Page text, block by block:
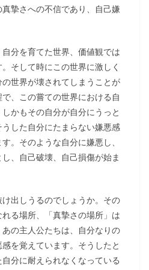
摯さへの不信であり、自己嫌
分を育てた世界、価値観では
そして時にこの世界に激しく
世界が壊されてしまうことが
、この嘗ての世界における自
かもその自分が自分にうっと
した自分にたまらない嫌悪感
。そのような自分に嫌悪し、
、自己破壊、自己損傷が始ま
出しうるのでしょうか。その
る場所、「真摯さの場所」は
の主人公たちは、自分なりの
を覚えています。そうしたと
分に耐えられなくなっている